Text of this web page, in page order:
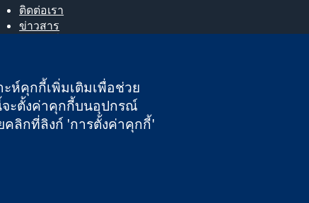
ติดต่อเรา
ข่าวสาร
Cochrane Library
ษและเวลส์ หมายเลขจดทะเบียนภาษีมูลค่าเพิ่ม GB 718 2127 49
ะห์คุกกี้เพิ่มเติมเพื่อช่วย
จะตั้งค่าคุกกี้บนอุปกรณ์
ลิกที่ลิงก์ 'การตั้งค่าคุกกี้'